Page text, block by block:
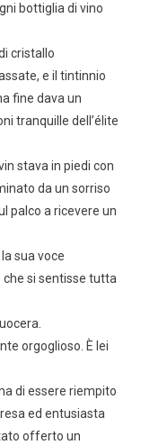
bottiglia di vino
cristallo
e il tintinnio
fine dava un
tranquille dell’élite
stava in piedi con
da un sorriso
palco a ricevere un
sua voce
che si sentisse tutta
orgoglioso. È lei
di essere riempito
ed entusiasta
offerto un